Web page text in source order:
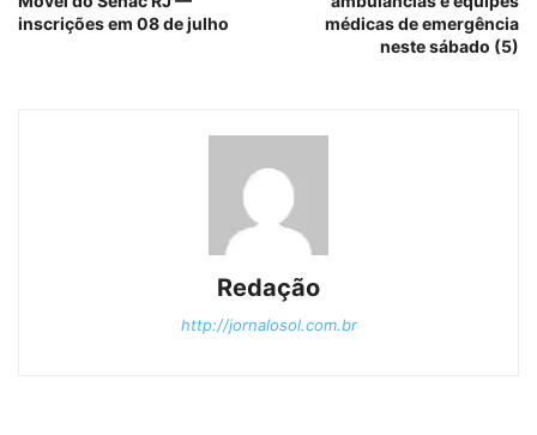
inscrições em 08 de julho
médicas de emergência
neste sábado (5)
Redação
http://jornalosol.com.br